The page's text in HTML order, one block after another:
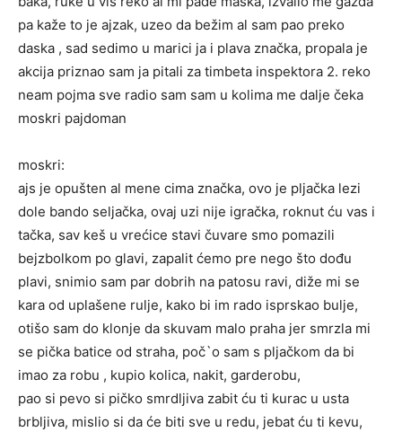
pa kaže to je ajzak, uzeo da bežim al sam pao preko
daska , sad sedimo u marici ja i plava značka, propala je
akcija priznao sam ja pitali za timbeta inspektora 2. reko
neam pojma sve radio sam sam u kolima me dalje čeka
moskri pajdoman
moskri:
ajs je opušten al mene cima značka, ovo je pljačka lezi
dole bando seljačka, ovaj uzi nije igračka, roknut ću vas i
tačka, sav keš u vrećice stavi čuvare smo pomazili
bejzbolkom po glavi, zapalit ćemo pre nego što dođu
plavi, snimio sam par dobrih na patosu ravi, diže mi se
kara od uplašene rulje, kako bi im rado isprskao bulje,
otišo sam do klonje da skuvam malo praha jer smrzla mi
se pička batice od straha, poč`o sam s pljačkom da bi
imao za robu , kupio kolica, nakit, garderobu,
pao si pevo si pičko smrdljiva zabit ću ti kurac u usta
brbljiva, mislio si da će biti sve u redu, jebat ću ti kevu,